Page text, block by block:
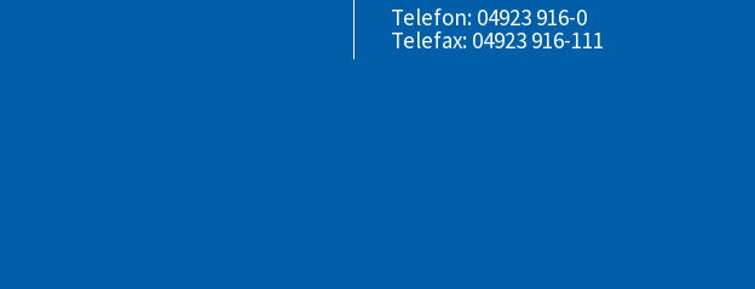
Telefon: 04923 916-0
Telefax: 04923 916-111